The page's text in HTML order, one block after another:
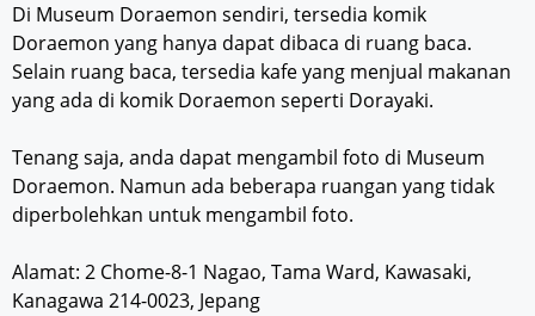
Di Museum Doraemon sendiri, tersedia komik
Doraemon yang hanya dapat dibaca di ruang baca.
Selain ruang baca, tersedia kafe yang menjual makanan
yang ada di komik Doraemon seperti Dorayaki.
Tenang saja, anda dapat mengambil foto di Museum
Doraemon. Namun ada beberapa ruangan yang tidak
diperbolehkan untuk mengambil foto.
Alamat: 2 Chome-8-1 Nagao, Tama Ward, Kawasaki,
Kanagawa 214-0023, Jepang